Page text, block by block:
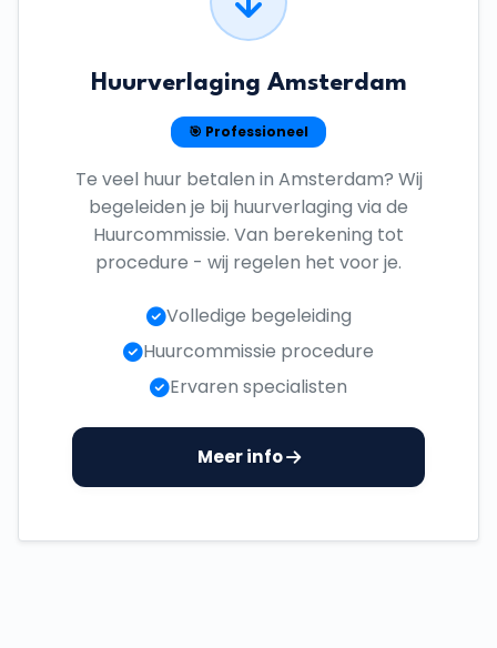
Huurverlaging Amsterdam
🎯 Professioneel
Te veel huur betalen in Amsterdam? Wij
begeleiden je bij huurverlaging via de
Huurcommissie. Van berekening tot
procedure - wij regelen het voor je.
Volledige begeleiding
Huurcommissie procedure
Ervaren specialisten
Meer info